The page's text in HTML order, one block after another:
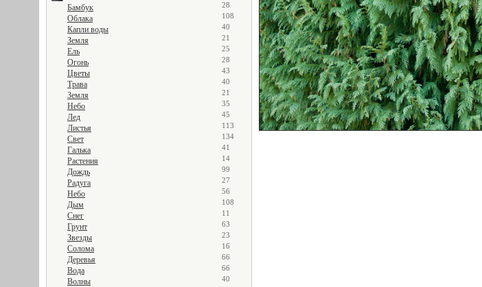
Бамбук 28
Облака 108
Капли воды 40
Земля 21
Ель 25
Огонь 28
Цветы 43
Трава 40
Земля 21
Небо 35
Лед 45
Листья 113
Свет 134
Галька 41
Растения 14
Дождь 99
Радуга 27
Небо 56
Дым 108
Снег 11
Грунт 63
Звезды 23
Солома 16
Деревья 66
Вода 66
Волны 40